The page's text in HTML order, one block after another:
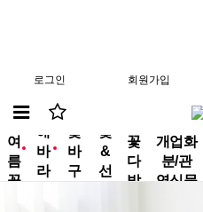
로그인 회원가입
new
여
름
꽃
new
해
바
라
꽃
바
구
꽃
&
선
꽃
다
발
개업화
분/관
엽식물